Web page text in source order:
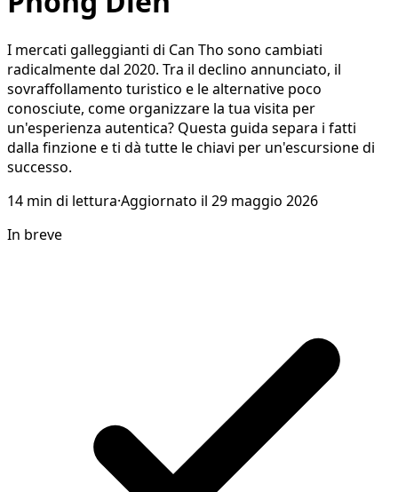
I mercati galleggianti di Can Tho sono cambiati
radicalmente dal 2020. Tra il declino annunciato, il
sovraffollamento turistico e le alternative poco
conosciute, come organizzare la tua visita per
un'esperienza autentica? Questa guida separa i fatti
dalla finzione e ti dà tutte le chiavi per un'escursione di
successo.
14 min di lettura·Aggiornato il 29 maggio 2026
In breve